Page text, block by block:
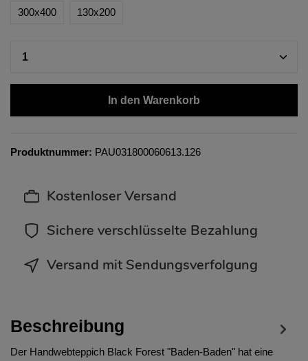
300x400 130x200
In den Warenkorb
Produktnummer: PAU031800060613.126
Kostenloser Versand
Sichere verschlüsselte Bezahlung
Versand mit Sendungsverfolgung
Beschreibung
Der Handwebteppich Black Forest "Baden-Baden" hat eine